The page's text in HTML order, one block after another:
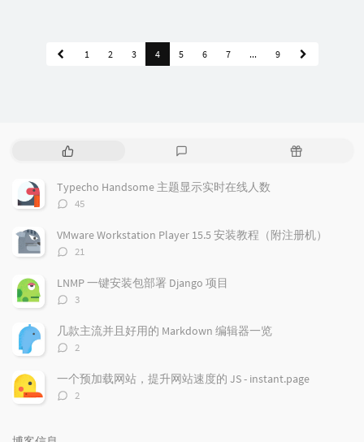
1 2 3 4 5 6 7 ... 9
热
章
评
论
随
Typecho Handsome 主题显示实时在线人数
评
数：
45
VMware Workstation Player 15.5 安装教程（附注册机）
评
数：
21
LNMP 一键安装包部署 Django 项目
评
数：
3
几款主流并且好用的 Markdown 编辑器一览
评
数：
2
一个预加载网站，提升网站速度的 JS - instant.page
评
2